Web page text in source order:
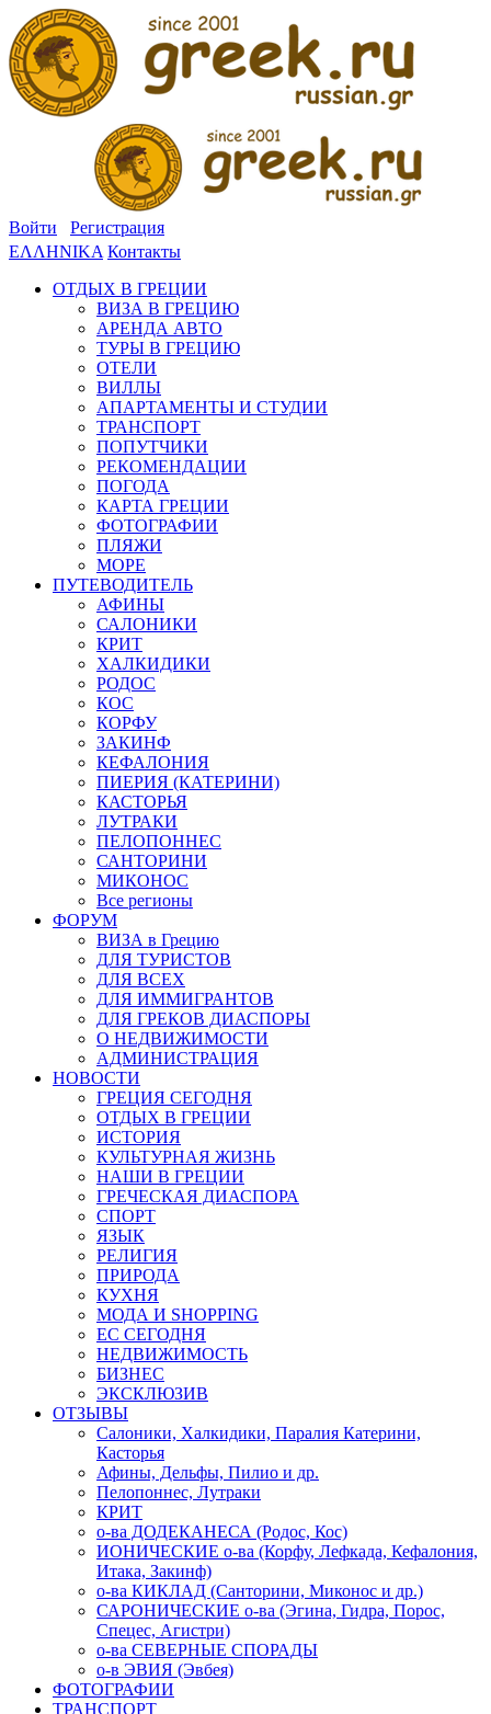
Войти
Регистрация
ΕΛΛΗΝΙΚΑ Контакты
ОТДЫХ В ГРЕЦИИ
ВИЗА В ГРЕЦИЮ
АРЕНДА АВТО
ТУРЫ В ГРЕЦИЮ
ОТЕЛИ
ВИЛЛЫ
АПАРТАМЕНТЫ И СТУДИИ
ТРАНСПОРТ
ПОПУТЧИКИ
РЕКОМЕНДАЦИИ
ПОГОДА
КАРТА ГРЕЦИИ
ФОТОГРАФИИ
ПЛЯЖИ
МОРЕ
ПУТЕВОДИТЕЛЬ
АФИНЫ
САЛОНИКИ
КРИТ
ХАЛКИДИКИ
РОДОС
КОС
КОРФУ
ЗАКИНФ
КЕФАЛОНИЯ
ПИЕРИЯ (КАТЕРИНИ)
КАСТОРЬЯ
ЛУТРАКИ
ПЕЛОПОННЕС
САНТОРИНИ
МИКОНОС
Все регионы
ФОРУМ
ВИЗА в Грецию
ДЛЯ ТУРИСТОВ
ДЛЯ ВСЕХ
ДЛЯ ИММИГРАНТОВ
ДЛЯ ГРЕКОВ ДИАСПОРЫ
О НЕДВИЖИМОСТИ
АДМИНИСТРАЦИЯ
НОВОСТИ
ГРЕЦИЯ СЕГОДНЯ
ОТДЫХ В ГРЕЦИИ
ИСТОРИЯ
КУЛЬТУРНАЯ ЖИЗНЬ
НАШИ В ГРЕЦИИ
ГРЕЧЕСКАЯ ДИАСПОРА
СПОРТ
ЯЗЫК
РЕЛИГИЯ
ПРИРОДА
КУХНЯ
МОДА И SHOPPING
ЕС СЕГОДНЯ
НЕДВИЖИМОСТЬ
БИЗНЕС
ЭКСКЛЮЗИВ
ОТЗЫВЫ
Салоники, Халкидики, Паралия Катерини,
Касторья
Афины, Дельфы, Пилио и др.
Пелопоннес, Лутраки
КРИТ
о-ва ДОДЕКАНЕСА (Родос, Кос)
ИОНИЧЕСКИЕ о-ва (Корфу, Лефкада, Кефалония,
Итака, Закинф)
о-ва КИКЛАД (Санторини, Миконос и др.)
САРОНИЧЕСКИЕ о-ва (Эгина, Гидра, Порос,
Спецес, Агистри)
о-ва СЕВЕРНЫЕ СПОРАДЫ
о-в ЭВИЯ (Эвбея)
ФОТОГРАФИИ
ТРАНСПОРТ